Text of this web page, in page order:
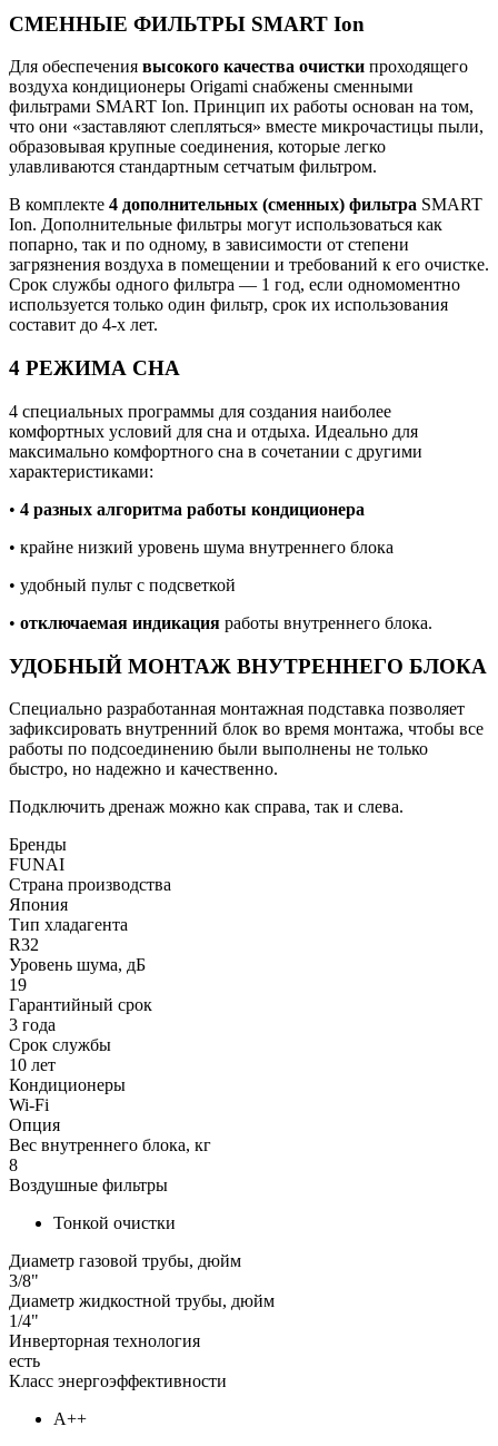
СМЕННЫЕ ФИЛЬТРЫ SMART Ion
Для обеспечения высокого качества очистки проходящего
воздуха кондиционеры Origami снабжены сменными
фильтрами SMART Ion. Принцип их работы основан на том,
что они «заставляют слепляться» вместе микрочастицы пыли,
образовывая крупные соединения, которые легко
улавливаются стандартным сетчатым фильтром.
В комплекте 4 дополнительных (сменных) фильтра SMART
Ion. Дополнительные фильтры могут использоваться как
попарно, так и по одному, в зависимости от степени
загрязнения воздуха в помещении и требований к его очистке.
Срок службы одного фильтра — 1 год, если одномоментно
используется только один фильтр, срок их использования
составит до 4-х лет.
4 РЕЖИМА СНА
4 специальных программы для создания наиболее
комфортных условий для сна и отдыха. Идеально для
максимально комфортного сна в сочетании с другими
характеристиками:
• 4 разных алгоритма работы кондиционера
• крайне низкий уровень шума внутреннего блока
• удобный пульт с подсветкой
• отключаемая индикация работы внутреннего блока.
УДОБНЫЙ МОНТАЖ ВНУТРЕННЕГО БЛОКА
Специально разработанная монтажная подставка позволяет
зафиксировать внутренний блок во время монтажа, чтобы все
работы по подсоединению были выполнены не только
быстро, но надежно и качественно.
Подключить дренаж можно как справа, так и слева.
Бренды
FUNAI
Страна производства
Япония
Тип хладагента
R32
Уровень шума, дБ
19
Гарантийный срок
3 года
Срок службы
10 лет
Кондиционеры
Wi-Fi
Опция
Вес внутреннего блока, кг
8
Воздушные фильтры
Тонкой очистки
Диаметр газовой трубы, дюйм
3/8"
Диаметр жидкостной трубы, дюйм
1/4"
Инверторная технология
есть
Класс энергоэффективности
А++